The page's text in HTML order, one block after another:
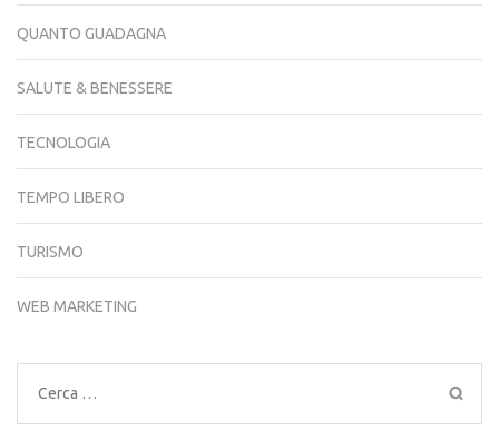
QUANTO GUADAGNA
SALUTE & BENESSERE
TECNOLOGIA
TEMPO LIBERO
TURISMO
WEB MARKETING
Ricerca
per: